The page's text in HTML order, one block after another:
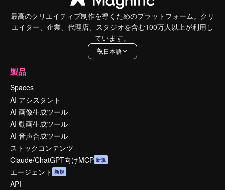
最高のクリエイティブ制作を導くためのプラットフォーム。クリ
エイター、企業、代理店、スタジオを含む100万人以上が利用し
ています。
日本語
製品
Spaces
AI アシスタント
AI 画像生成ツール
AI 動画生成ツール
AI 音声合成ツール
ストックコンテンツ
Claude/ChatGPT向けMCP 新規
エージェント 新規
API